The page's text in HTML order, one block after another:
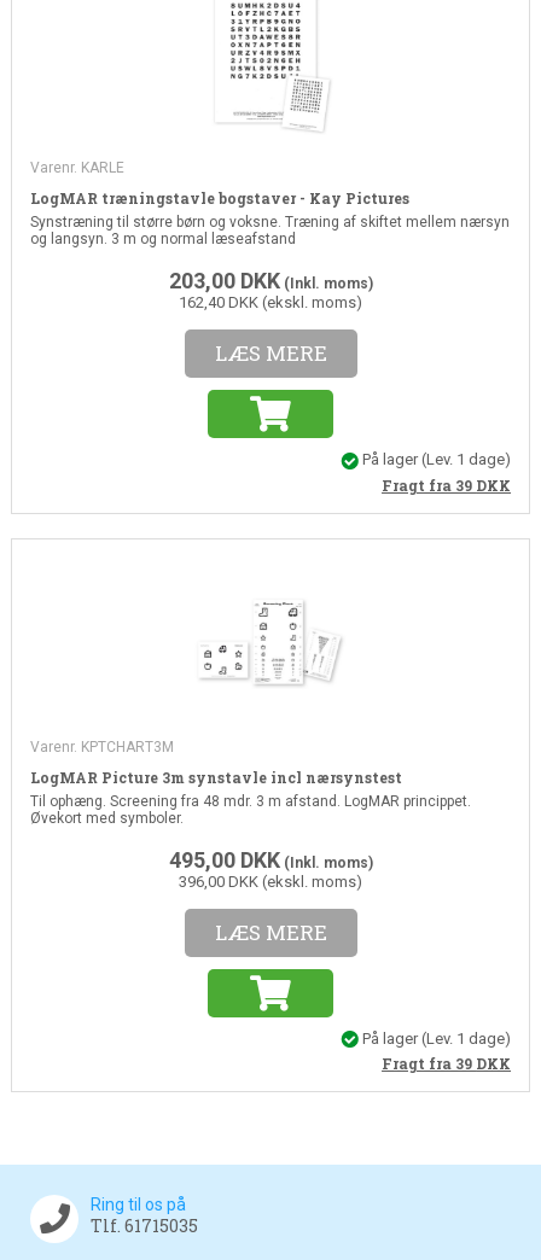
Varenr. KARLE
LogMAR træningstavle bogstaver - Kay Pictures
Synstræning til større børn og voksne. Træning af skiftet mellem nærsyn
og langsyn. 3 m og normal læseafstand
203,00 DKK(Inkl. moms)
162,40 DKK (ekskl. moms)
LÆS MERE
På lager(Lev. 1 dage)
Fragt fra 39 DKK
Varenr. KPTCHART3M
LogMAR Picture 3m synstavle incl nærsynstest
Til ophæng. Screening fra 48 mdr. 3 m afstand. LogMAR princippet.
Øvekort med symboler.
495,00 DKK(Inkl. moms)
396,00 DKK (ekskl. moms)
LÆS MERE
På lager(Lev. 1 dage)
Fragt fra 39 DKK
Ring til os på
Tlf. 61715035